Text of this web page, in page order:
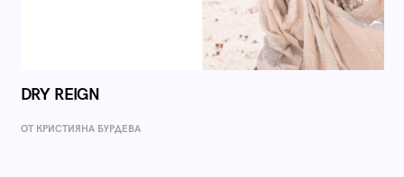
DRY REIGN
ОТ КРИСТИЯНА БУРДЕВА